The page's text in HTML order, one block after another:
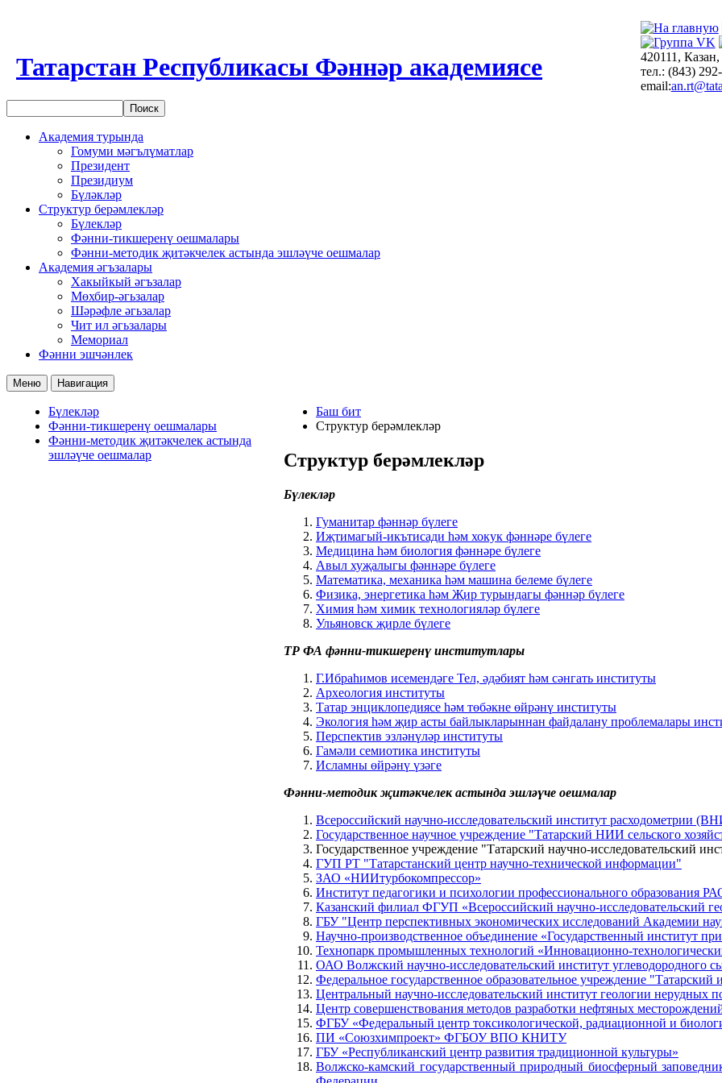
Татарстан Республикасы Фәннәр академиясе
420111,
тел.: (843)
email:
Академия турында
Гомуми мәгълүматлар
Президент
Президиум
Бүләкләр
Структур берәмлекләр
Бүлекләр
Фәнни-тикшеренү оешмалары
Фәнни-методик җитәкчелек астында эшләүче оешмалар
Академия әгъзалары
Хакыйкый әгъзалар
Мөхбир-әгьзалар
Шәрәфле әгьзалар
Чит ил әгьзалары
Мемориал
Фәнни эшчәнлек
Меню Навигация
Бүлекләр
Фәнни-тикшеренү оешмалары
Фәнни-методик җитәкчелек астында
эшләүче оешмалар
Баш бит
Структур берәмлекләр
Структур берәмлекләр
Бүлекләр
Гуманитар фәннәр бүлеге
Иҗтимагый-икътисади һәм хокук фәннәре бүлеге
Медицина һәм биология фәннәре бүлеге
Авыл хуҗалыгы фәннәре бүлеге
Математика, механика һәм машина белеме бүлеге
Физика, энергетика һәм Җир турындагы фәннәр бүлеге
Химия һәм химик технологияләр бүлеге
Ульяновск җирле бүлеге
ТР ФА фәнни-тикшеренү институтлары
Г.Ибраһимов исемендәге Тел, әдәбият һәм сәнгать институты
Археология институты
Татар энциклопедиясе һәм төбәкне өйрәнү институты
Экология һәм җир асты байлыкларыннан файдалану проблемалары
Перспектив эзләнүләр институты
Гамәли семиотика институты
Исламны өйрәнү үзәге
Фәнни-методик җитәкчелек астында эшләүче оешмалар
Всероссийский научно-исследовательский институт расходометрии
Государственное научное учреждение "Татарский НИИ сельского
Государственное учреждение "Татарский научно-исследовательский
ГУП РТ "Татарстанский центр научно-технической информации"
ЗАО «НИИтурбокомпрессор»
Институт педагогики и психологии профессионального образования
Казанский филиал ФГУП «Всероссийский научно-исследовательский
ГБУ "Центр перспективных экономических исследований Академии
Научно-производственное объединение «Государственный институт
Технопарк промышленных технологий «Инновационно-
ОАО Волжский научно-исследовательский институт углеводородного
Федеральное государственное образовательное учреждение "Татарский
Центральный научно-исследовательский институт геологии нерудных
Центр совершенствования методов разработки нефтяных
ФГБУ «Федеральный центр токсикологической, радиационной и
ПИ «Союзхимпроект» ФГБОУ ВПО КНИТУ
ГБУ «Республиканский центр развития традиционной культуры»
Волжско-камский государственный природный биосферный